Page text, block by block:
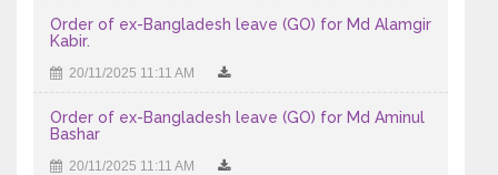
২০২৫-২০২৬ শিক্ষাবর্ষে উচ্চ মাধ্যমিক পর্যায়ে অধ্যয়নরত ...
Order of ex-Bangladesh leave (GO) for Md Alamgir
Kabir.
20/11/2025 11:11 AM
Order of ex-Bangladesh leave (GO) for Md Aminul
Bashar
20/11/2025 11:11 AM